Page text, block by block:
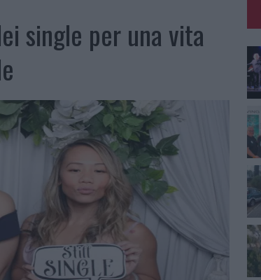
single per una vita